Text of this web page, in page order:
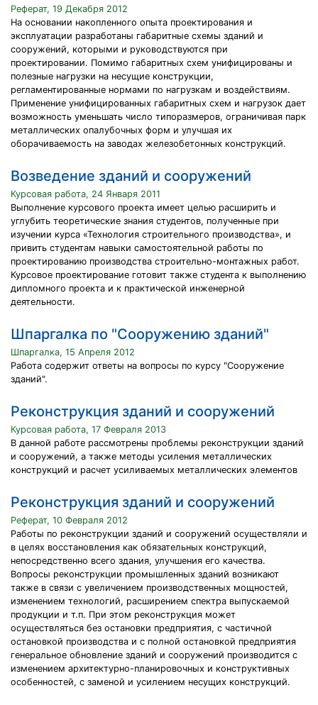
Реферат, 19 Декабря 2012
На основании накопленного опыта проектирования и
эксплуатации разработаны габаритные схемы зданий и
сооружений, которыми и руководствуются при
проектировании. Помимо габаритных схем унифицированы и
полезные нагрузки на несущие конструкции,
регламентированные нормами по нагрузкам и воздействиям.
Применение унифицированных габаритных схем и нагрузок дает
возможность уменьшать число типоразмеров, ограничивая парк
металлических опалубочных форм и улучшая их
оборачиваемость на заводах железобетонных конструкций.
Возведение зданий и сооружений
Курсовая работа, 24 Января 2011
Выполнение курсового проекта имеет целью расширить и
углубить теоретические знания студентов, полученные при
изучении курса «Технология строительного производства», и
привить студентам навыки самостоятельной работы по
проектированию производства строительно-монтажных работ.
Курсовое проектирование готовит также студента к выполнению
дипломного проекта и к практической инженерной
деятельности.
Шпаргалка по "Сооружению зданий"
Шпаргалка, 15 Апреля 2012
Работа содержит ответы на вопросы по курсу "Сооружение
зданий".
Реконструкция зданий и сооружений
Курсовая работа, 17 Февраля 2013
В данной работе рассмотрены проблемы реконструкции зданий
и сооружений, а также методы усиления металлических
конструкций и расчет усиливаемых металлических элементов
Реконструкция зданий и сооружений
Реферат, 10 Февраля 2012
Работы по реконструкции зданий и сооружений осуществляли и
в целях восстановления как обязательных конструкций,
непосредственно всего здания, улучшения его качества.
Вопросы реконструкции промышленных зданий возникают
также в связи с увеличением производственных мощностей,
изменением технологий, расширением спектра выпускаемой
продукции и т.п. При этом реконструкция может
осуществляться без остановки предприятия, с частичной
остановкой производства и с полной остановкой предприятия
генеральное обновление зданий и сооружений производится с
изменением архитектурно-планировочных и конструктивных
особенностей, с заменой и усилением несущих конструкций.